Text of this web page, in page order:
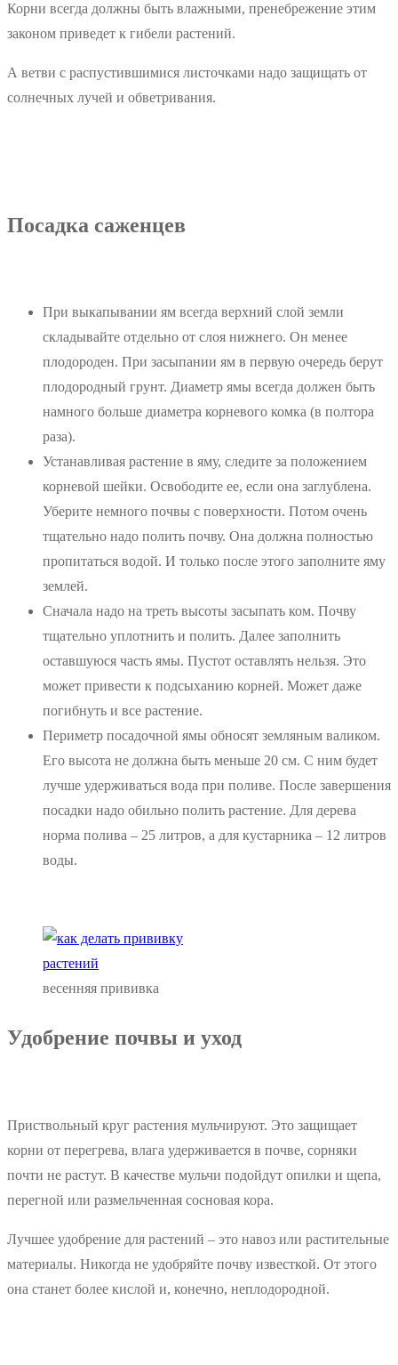
Корни всегда должны быть влажными, пренебрежение этим
законом приведет к гибели растений.
А ветви с распустившимися листочками надо защищать от
солнечных лучей и обветривания.
Посадка саженцев
При выкапывании ям всегда верхний слой земли
складывайте отдельно от слоя нижнего. Он менее
плодороден. При засыпании ям в первую очередь берут
плодородный грунт. Диаметр ямы всегда должен быть
намного больше диаметра корневого комка (в полтора
раза).
Устанавливая растение в яму, следите за положением
корневой шейки. Освободите ее, если она заглублена.
Уберите немного почвы с поверхности. Потом очень
тщательно надо полить почву. Она должна полностью
пропитаться водой. И только после этого заполните яму
землей.
Сначала надо на треть высоты засыпать ком. Почву
тщательно уплотнить и полить. Далее заполнить
оставшуюся часть ямы. Пустот оставлять нельзя. Это
может привести к подсыханию корней. Может даже
погибнуть и все растение.
Периметр посадочной ямы обносят земляным валиком.
Его высота не должна быть меньше 20 см. С ним будет
лучше удерживаться вода при поливе. После завершения
посадки надо обильно полить растение. Для дерева
норма полива – 25 литров, а для кустарника – 12 литров
воды.
весенняя прививка
Удобрение почвы и уход
Приствольный круг растения мульчируют. Это защищает
корни от перегрева, влага удерживается в почве, сорняки
почти не растут. В качестве мульчи подойдут опилки и щепа,
перегной или размельченная сосновая кора.
Лучшее удобрение для растений – это навоз или растительные
материалы. Никогда не удобряйте почву известкой. От этого
она станет более кислой и, конечно, неплодородной.